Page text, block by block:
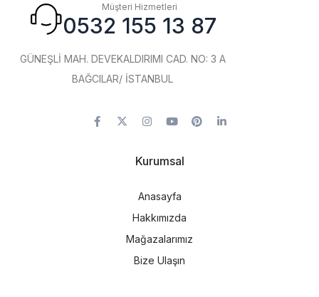
Müşteri Hizmetleri
0532 155 13 87
GÜNEŞLİ MAH. DEVEKALDIRIMI CAD. NO: 3 A
BAĞCILAR/ İSTANBUL
Kurumsal
Anasayfa
Hakkımızda
Mağazalarımız
Bize Ulaşın